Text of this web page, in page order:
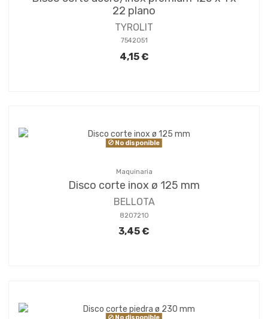
22 plano
TYROLIT
7542051
4,15 €
No disponible
Maquinaria
Disco corte inox ø 125 mm
BELLOTA
8207210
3,45 €
No disponible